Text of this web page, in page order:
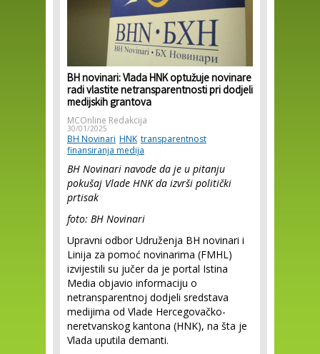
BH novinari: Vlada HNK optužuje novinare
radi vlastite netransparentnosti pri dodjeli
medijskih grantova
MCOnline Redakcija
30/01/2025
BH Novinari HNK transparentnost
finansiranja medija
BH Novinari navode da je u pitanju
pokušaj Vlade HNK da izvrši politički
prtisak
foto: BH Novinari
Upravni odbor Udruženja BH novinari i
Linija za pomoć novinarima (FMHL)
izvijestili su jučer da je portal Istina
Media objavio informaciju o
netransparentnoj dodjeli sredstava
medijima od Vlade Hercegovačko-
neretvanskog kantona (HNK), na šta je
Vlada uputila demanti.